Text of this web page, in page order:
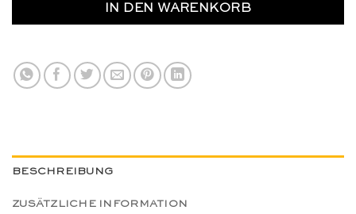
IN DEN WARENKORB
BESCHREIBUNG
ZUSÄTZLICHE INFORMATION